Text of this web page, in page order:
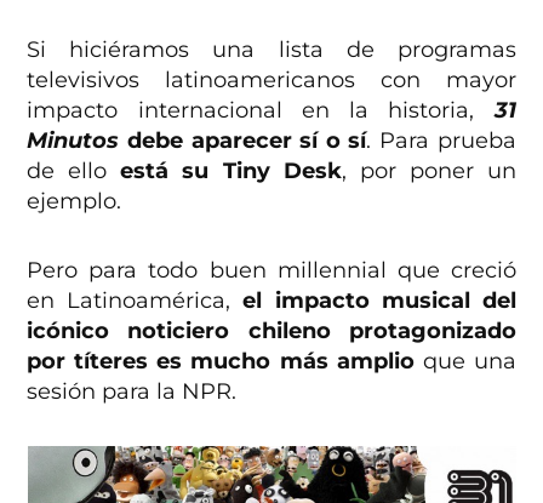
Si hiciéramos una lista de programas
televisivos latinoamericanos con mayor
impacto internacional en la historia,31
Minutos debe aparecer sí o sí. Para prueba
de elloestá su Tiny Desk, por poner un
ejemplo.
Pero para todo buen millennial que creció
en Latinoamérica,el impacto musical del
icónico noticiero chileno protagonizado
por títeres es mucho más amplioque una
sesión para la NPR.